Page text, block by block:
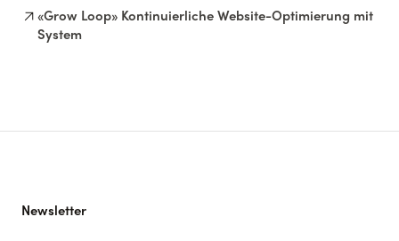
arrow_outward «Grow Loop» Kontinuierliche Website-Optimierung mit
System
Newsletter